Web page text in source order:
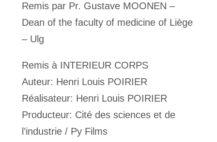
Remis par Pr. Gustave MOONEN –
Dean of the faculty of medicine of Liège
– Ulg
Remis à INTERIEUR CORPS
Auteur: Henri Louis POIRIER
Réalisateur: Henri Louis POIRIER
Producteur: Cité des sciences et de
l’industrie / Py Films